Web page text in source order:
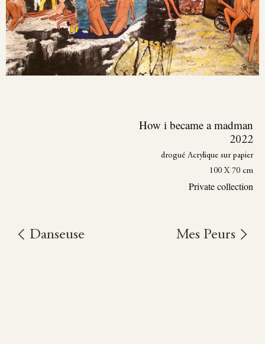
How i became a madman
2022
drogué Acrylique sur papier
100 X 70 cm
Private collection
Danseuse Mes Peurs